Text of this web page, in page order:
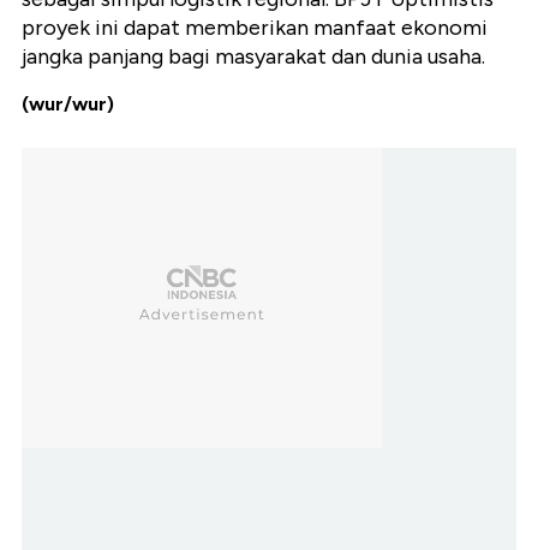
proyek ini dapat memberikan manfaat ekonomi
jangka panjang bagi masyarakat dan dunia usaha.
(wur/wur)